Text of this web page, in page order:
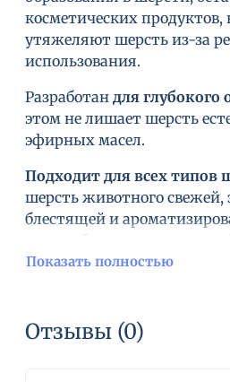
косметических продуктов,
утяжеляют шерсть из-за
использования.
Разработан для глубокого
этом не лишает шерсть
эфирных масел.
Подходит для всех типов
шерсть животного свежей,
блестящей и
запах яблока имеет
также владельцами
много питомцев.
Показать полностью
Отзывы (0)